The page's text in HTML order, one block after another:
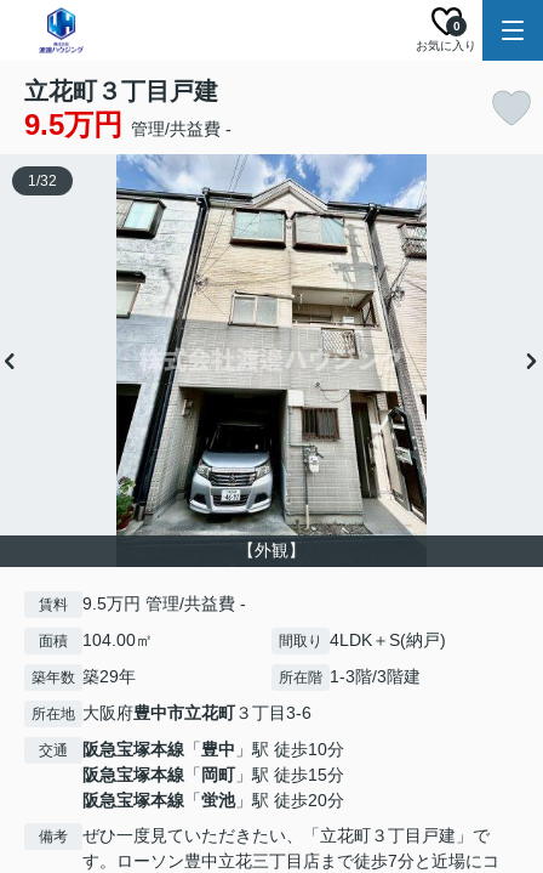
お気に入り
0
立花町３丁目戸建
9.5万円 管理/共益費 -
【外観】
1/32
賃料 9.5万円 管理/共益費 -
面積 104.00㎡ 間取り 4LDK＋S(納戸)
築年数 築29年 所在階 1-3階/3階建
所在地 大阪府豊中市立花町３丁目3-6
交通 阪急宝塚本線 「豊中 」駅 徒歩10分
阪急宝塚本線 「 岡町」駅 徒歩15分
阪急宝塚本線 「蛍池」駅 徒歩20分
備考
ぜひ一度見ていただきたい、「立花町３丁目戸建」で
す。ローソン豊中立花三丁目店まで徒歩7分と近場にコ